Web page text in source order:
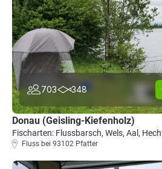
703 348
Donau (Geisling-Kiefenholz)
Fischarten: Flussbarsch, Wels, Aal,
Fluss bei 93102 Pfatter